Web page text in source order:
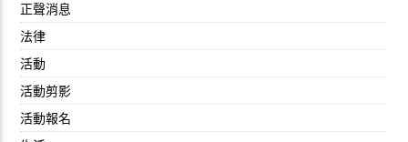
正聲消息
法律
活動
活動剪影
活動報名